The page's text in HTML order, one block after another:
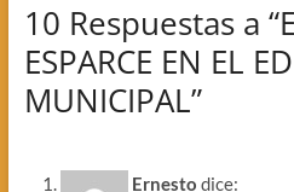
10 Respuestas a
ESPARCE EN EL
MUNICIPAL”
Ernesto dice: